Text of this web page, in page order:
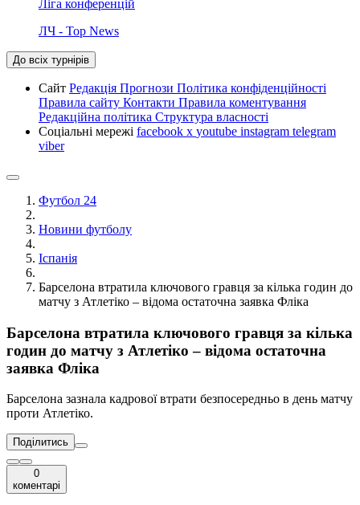
Ліга конференцій
ЛЧ - Top News
До всіх турнірів
Сайт Редакція Прогнози Політика конфіденційності
Правила сайту Контакти Правила коментування
Редакційна політика Структура власності
Соціальні мережі facebook x youtube instagram telegram
viber
Футбол 24
Новини футболу
Іспанія
Барселона втратила ключового гравця за кілька годин до
матчу з Атлетіко – відома остаточна заявка Фліка
Барселона втратила ключового гравця за кілька
годин до матчу з Атлетіко – відома остаточна
заявка Фліка
Барселона зазнала кадрової втрати безпосередньо в день матчу
проти Атлетіко.
Поділитись
0
коментарі